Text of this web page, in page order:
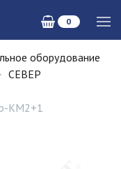
0
оборудование
СЕВЕР
КМ2+1